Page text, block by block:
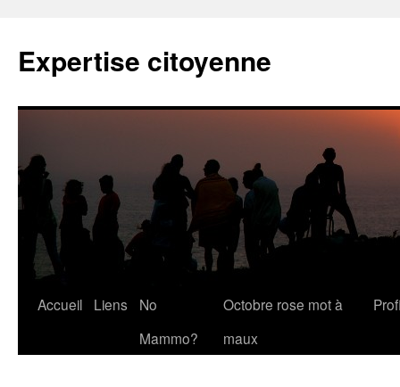
Expertise citoyenne
Accueil Liens
No
Mammo?
Octobre rose mot à
maux